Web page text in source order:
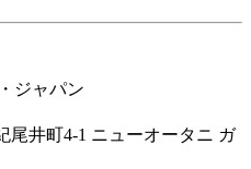
ジャパン
井町4-1 ニューオータニ ガ